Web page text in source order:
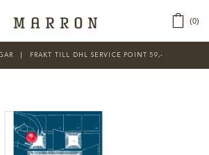
0
LEV.TID 1-2 DAGAR ‎‏‏‎ ‎‏‏‎ ‎|‏‏‎ ‎‏‏‎ ‎‏‏‎ ‎FRAKT TILL DHL SERVICE POINT 59,-